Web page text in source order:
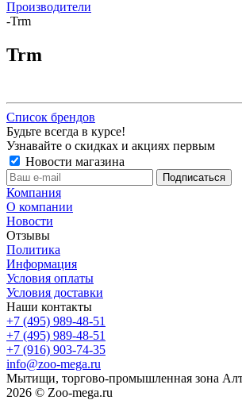
Производители
-Trm
Trm
Список брендов
Будьте всегда в курсе!
Узнавайте о скидках и акциях первым
Новости магазина
Компания
О компании
Новости
Отзывы
Политика
Информация
Условия оплаты
Условия доставки
Наши контакты
+7 (495) 989-48-51
+7 (495) 989-48-51
+7 (916) 903-74-35
info@zoo-mega.ru
Мытищи, торгово-промышленная зона
2026 © Zoo-mega.ru